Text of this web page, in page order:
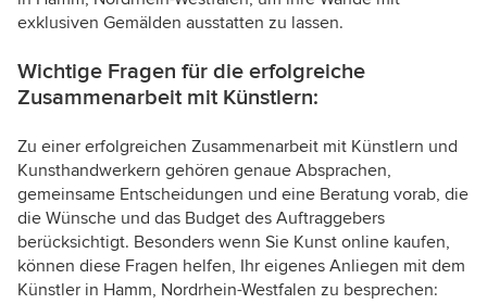
exklusiven Gemälden ausstatten zu lassen.
Wichtige Fragen für die erfolgreiche
Zusammenarbeit mit Künstlern:
Zu einer erfolgreichen Zusammenarbeit mit Künstlern und
Kunsthandwerkern gehören genaue Absprachen,
gemeinsame Entscheidungen und eine Beratung vorab, die
die Wünsche und das Budget des Auftraggebers
berücksichtigt. Besonders wenn Sie Kunst online kaufen,
können diese Fragen helfen, Ihr eigenes Anliegen mit dem
Künstler in Hamm, Nordrhein-Westfalen zu besprechen: